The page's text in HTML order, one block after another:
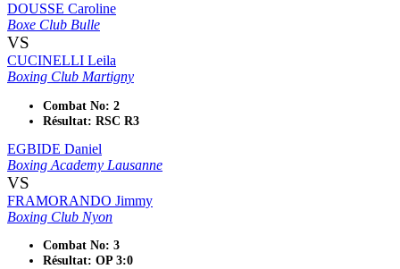
DOUSSE Caroline
Boxe Club Bulle
VS
CUCINELLI Leila
Boxing Club Martigny
Combat No: 2
Résultat: RSC R3
EGBIDE Daniel
Boxing Academy Lausanne
VS
FRAMORANDO Jimmy
Boxing Club Nyon
Combat No: 3
Résultat: OP 3:0